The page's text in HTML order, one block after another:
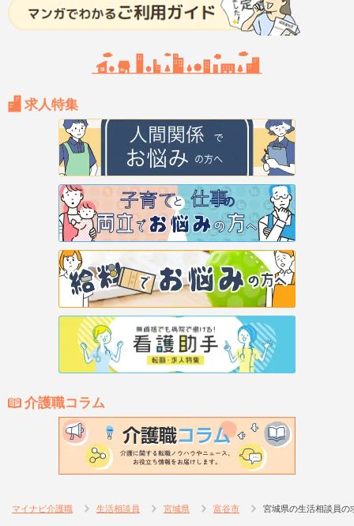
求人特集
介護職コラム
マイナビ介護職 生活相談員 宮城県 富谷市 宮城県の生活相談員の